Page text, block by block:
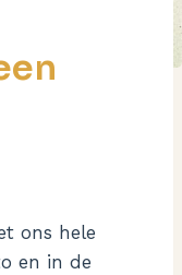
ons hele
en in de